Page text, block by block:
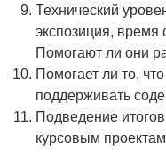
Технический
экспозиция, время
Помогают ли они
Помогает ли то,
поддерживать
Подведение
курсовым